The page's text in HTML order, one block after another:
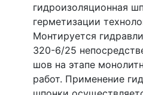
гидроизоляционная
герметизации
Монтируется
320-6/25
шов на этапе
работ. Применение